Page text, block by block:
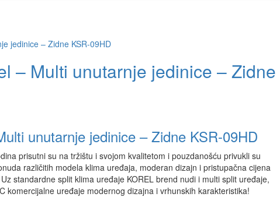
– Multi unutarnje jedinice – Zidne
unutarnje jedinice – Zidne KSR-09HD
prisutni su na tržištu i svojom kvalitetom i pouzdanošću privukli su
različitih modela klima uređaja, moderan dizajn i pristupačna cijena
standardne split klima uređaje KOREL brend nudi i multi split uređaje,
komercijalne uređaje modernog dizajna i vrhunskih karakteristika!